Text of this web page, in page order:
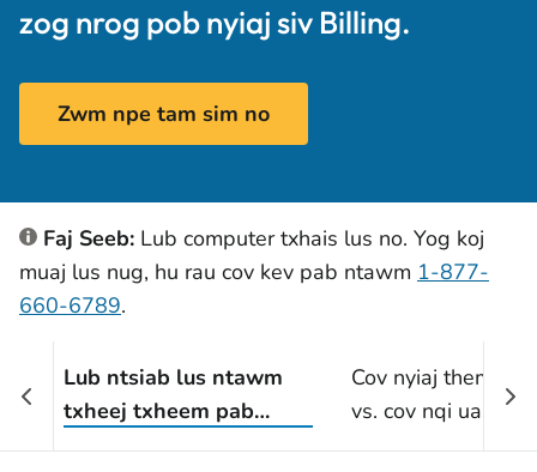
zog nrog pob nyiaj siv Billing.
Zwm npe tam sim no
Faj Seeb: Lub computer txhais lus no. Yog koj
muaj lus nug, hu rau cov kev pab ntawm 1-877-
660-6789.
Lub ntsiab lus ntawm
txheej txheem pab
cuam
Cov nyiaj them
vs. cov nqi uas tau